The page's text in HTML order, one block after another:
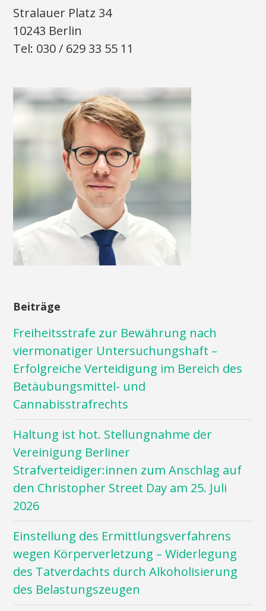
Stralauer Platz 34
10243 Berlin
Tel: 030 / 629 33 55 11
Beiträge
Freiheitsstrafe zur Bewährung nach
viermonatiger Untersuchungshaft –
Erfolgreiche Verteidigung im Bereich des
Betäubungsmittel- und
Cannabisstrafrechts
Haltung ist hot. Stellungnahme der
Vereinigung Berliner
Strafverteidiger:innen zum Anschlag auf
den Christopher Street Day am 25. Juli
2026
Einstellung des Ermittlungsverfahrens
wegen Körperverletzung – Widerlegung
des Tatverdachts durch Alkoholisierung
des Belastungszeugen